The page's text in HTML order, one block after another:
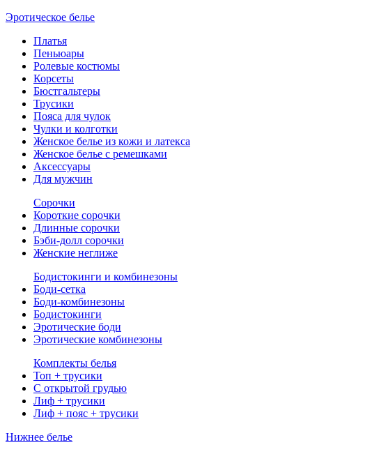
Эротическое белье
Платья
Пеньюары
Ролевые костюмы
Корсеты
Бюстгальтеры
Трусики
Пояса для чулок
Чулки и колготки
Женское белье из кожи и латекса
Женское белье с ремешками
Аксессуары
Для мужчин
Сорочки
Короткие сорочки
Длинные сорочки
Бэби-долл сорочки
Женские неглиже
Бодистокинги и комбинезоны
Боди-сетка
Боди-комбинезоны
Бодистокинги
Эротические боди
Эротические комбинезоны
Комплекты белья
Топ + трусики
С открытой грудью
Лиф + трусики
Лиф + пояс + трусики
Нижнее белье